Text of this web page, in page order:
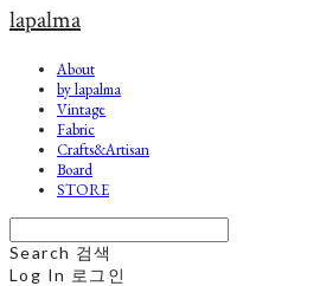
lapalma
About
by lapalma
Vintage
Fabric
Crafts&Artisan
Board
STORE
Search 검색
Log In 로그인